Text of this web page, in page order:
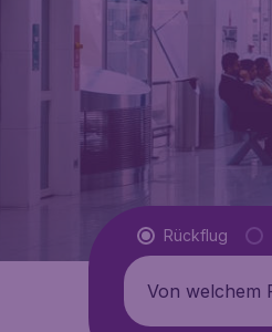
Flugtyp
Rückflug
Abflug von